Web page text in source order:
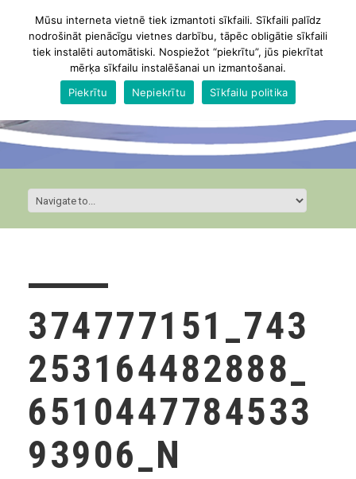
374777151_743
253164482888_
6510447784533
93906_N
Mūsu interneta vietnē tiek izmantoti sīkfaili. Sīkfaili palīdz
nodrošināt pienācīgu vietnes darbību, tāpēc obligātie sīkfaili
tiek instalēti automātiski. Nospiežot “piekrītu”, jūs piekrītat
mērķa sīkfailu instalēšanai un izmantošanai.
Piekrītu
Nepiekrītu Sīkfailu politika